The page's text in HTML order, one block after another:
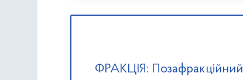
ФРАКЦІЯ: Позафракційний